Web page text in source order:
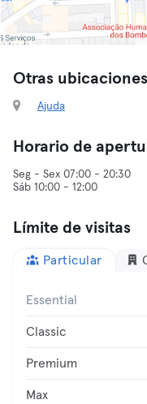
Otras ubicaciones
Ajuda
Horario de
Seg - Sex 07:00 - 20:30
Sáb 10:00 - 12:00
Límite de visitas
Particular
Essential
Classic
Premium
Max